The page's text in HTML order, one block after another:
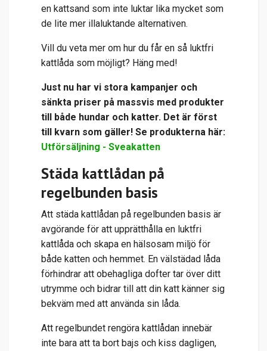
en kattsand som inte luktar lika mycket som
de lite mer illaluktande alternativen.
Vill du veta mer om hur du får en så luktfri
kattlåda som möjligt? Häng med!
Just nu har vi stora kampanjer och
sänkta priser på massvis med produkter
till både hundar och katter. Det är först
till kvarn som gäller! Se produkterna här:
Utförsäljning - Sveakatten
Städa kattlådan på
regelbunden basis
Att städa kattlådan på regelbunden basis är
avgörande för att upprätthålla en luktfri
kattlåda och skapa en hälsosam miljö för
både katten och hemmet. En välstädad låda
förhindrar att obehagliga dofter tar över ditt
utrymme och bidrar till att din katt känner sig
bekväm med att använda sin låda.
Att regelbundet rengöra kattlådan innebär
inte bara att ta bort bajs och kiss dagligen,